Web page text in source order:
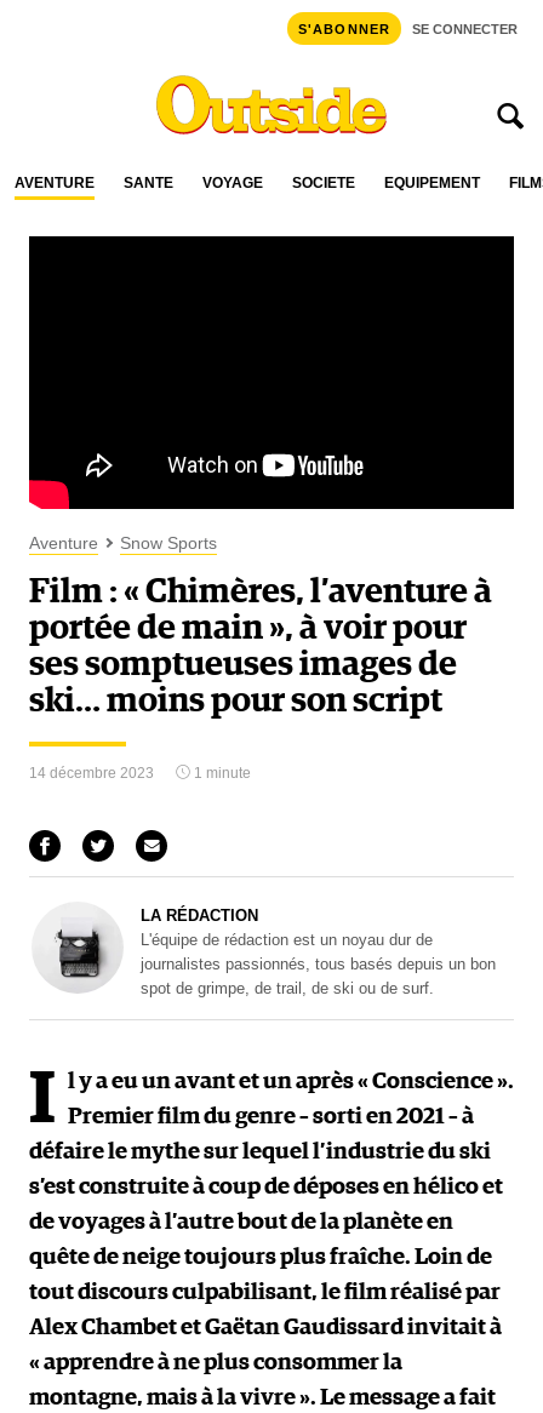
S'ABONNER SE CONNECTER
AVENTURE SANTÉ VOYAGE SOCIÉTÉ ÉQUIPEMENT
Aventure Snow Sports
Film : « Chimères, l’aventure à
portée de main », à voir pour
ses somptueuses images de
ski… moins pour son script
14 décembre 2023 1 minute
LA RÉDACTION
L'équipe de rédaction est un noyau dur de
journalistes passionnés, tous basés depuis un bon
spot de grimpe, de trail, de ski ou de surf.
I l y a eu un avant et un après « Conscience ».
Premier film du genre – sorti en 2021 – à
défaire le mythe sur lequel l’industrie du ski
s’est construite à coup de déposes en hélico et
de voyages à l’autre bout de la planète en
quête de neige toujours plus fraîche. Loin de
tout discours culpabilisant, le film réalisé par
Alex Chambet et Gaëtan Gaudissard invitait à
« apprendre à ne plus consommer la
montagne, mais à la vivre ». Le message a fait